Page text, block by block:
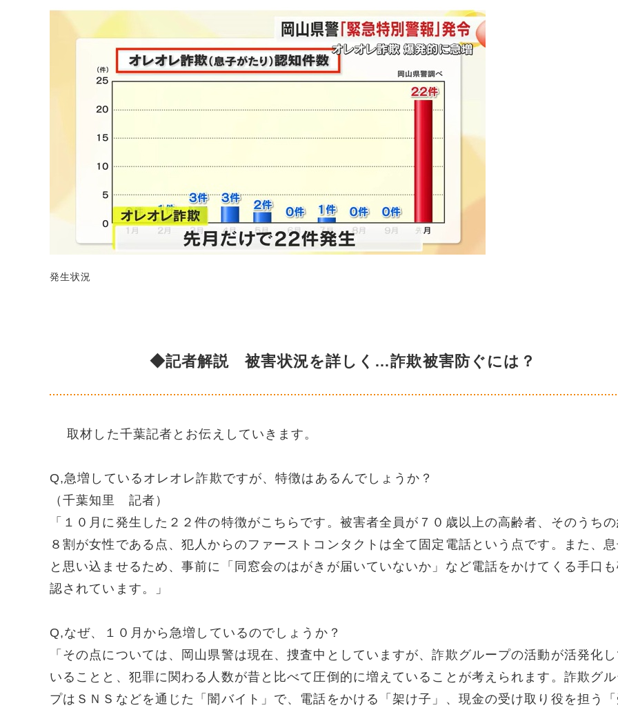
発生状況
◆記者解説 被害状況を詳しく…詐欺被害防ぐには？
取材した千葉記者とお伝えしていきます。
Q,急増しているオレオレ詐欺ですが、特徴はあるんでしょうか？
（千葉知里 記者）
「１０月に発生した２２件の特徴がこちらです。被害者全員が７０歳以上の高齢者、そのうち
８割が女性である点、犯人からのファーストコンタクトは全て固定電話という点です。また、
と思い込ませるため、事前に「同窓会のはがきが届いていないか」など電話をかけてくる手口
認されています。」
Q,なぜ、１０月から急増しているのでしょうか？
「その点については、岡山県警は現在、捜査中としていますが、詐欺グループの活動が活発化
いることと、犯罪に関わる人数が昔と比べて圧倒的に増えていることが考えられます。詐欺グ
プはＳＮＳなどを通じた「闇バイト」で、電話をかける「架け子」、現金の受け取り役を担う